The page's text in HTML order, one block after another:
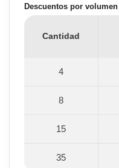
Descuentos por volumen
Cantidad
4
8
15
35